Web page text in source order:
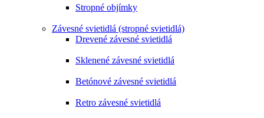
Stropné objímky
Závesné svietidlá (stropné svietidlá)
Drevené závesné svietidlá
Sklenené závesné svietidlá
Betónové závesné svietidlá
Retro závesné svietidlá